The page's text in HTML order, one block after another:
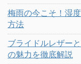
梅雨の今こそ！湿
方法
ブライドルレザー
の魅力を徹底解説